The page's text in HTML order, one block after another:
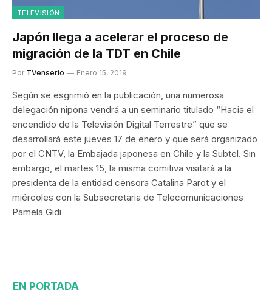
TELEVISIÓN
Japón llega a acelerar el proceso de
migración de la TDT en Chile
Por TVenserio Enero 15, 2019
Según se esgrimió en la publicación, una numerosa
delegación nipona vendrá a un seminario titulado “Hacia el
encendido de la Televisión Digital Terrestre” que se
desarrollará este jueves 17 de enero y que será organizado
por el CNTV, la Embajada japonesa en Chile y la Subtel. Sin
embargo, el martes 15, la misma comitiva visitará a la
presidenta de la entidad censora Catalina Parot y el
miércoles con la Subsecretaria de Telecomunicaciones
Pamela Gidi
EN PORTADA